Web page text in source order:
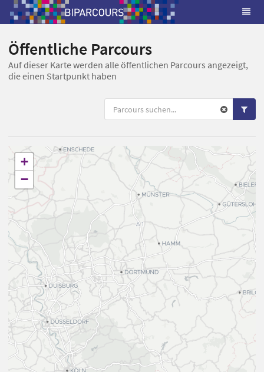
Öffentliche Parcours
Auf dieser Karte werden alle öffentlichen Parcours angezeigt,
die einen Startpunkt haben
+
−